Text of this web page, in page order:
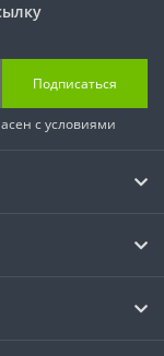
Подписаться
с условиями